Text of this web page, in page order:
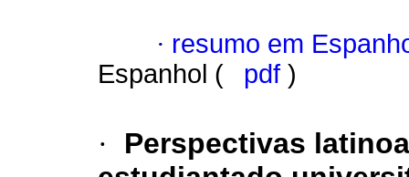
· resumo em
Espanhol (
pdf )
·
Perspectivas